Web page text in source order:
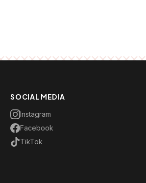
SOCIAL MEDIA
Instagram
Facebook
TikTok